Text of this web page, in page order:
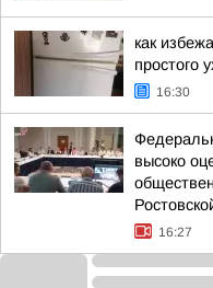
как
простого
16:30
высоко
16:27